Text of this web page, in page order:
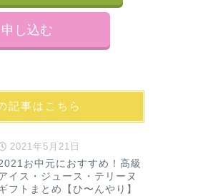
申し込む
記事はこちら
2021年5月21日
お中元におすすめ！高級
イス・ジュース・テリーヌ
フトまとめ【ひ〜んやり】